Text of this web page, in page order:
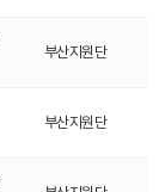
부산지원단
부산지원단